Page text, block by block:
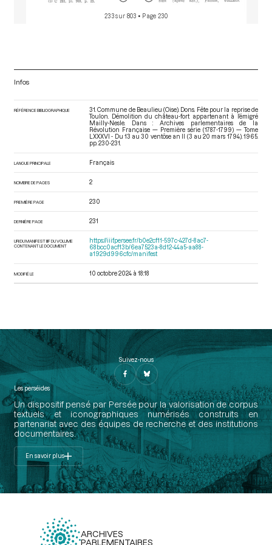
233 sur 803 • Page 230
Infos
RÉFÉRENCE BIBLIOGRAPHIQUE
31. Commune de Beaulieu (Oise). Dons. Fête pour la reprise de
Toulon. Démolition du château-fort appartenant à l’émigré
Mailly-Nesle. Dans : Archives parlementaires de la
Révolution Française — Première série (1787-1799) — Tome
LXXXVI - Du 13 au 30 ventôse an II (3 au 20 mars 1794). 1965.
pp. 230-231.
LANGUE PRINCIPALE Français
NOMBRE DE PAGES 2
PREMIÈRE PAGE 230
DERNIÈRE PAGE 231
URI DU MANIFEST IIIF DU VOLUME
CONTENANT LE DOCUMENT
https://iiif.persee.fr/b0e2cf11-597c-427d-8ac7-
68bcc0acf13b/6ea7523a-8d12-44a5-aa88-
a1929d996cfc/manifest
MODIFIÉ LE 10 octobre 2024 à 18:18
Suivez-nous
Les perséides
Un dispositif pensé par Persée pour la valorisation de corpus
textuels et iconographiques numérisés construits en
partenariat avec des équipes de recherche et des institutions
documentaires.
En savoir plus
ARCHIVES
PARLEMENTAIRES